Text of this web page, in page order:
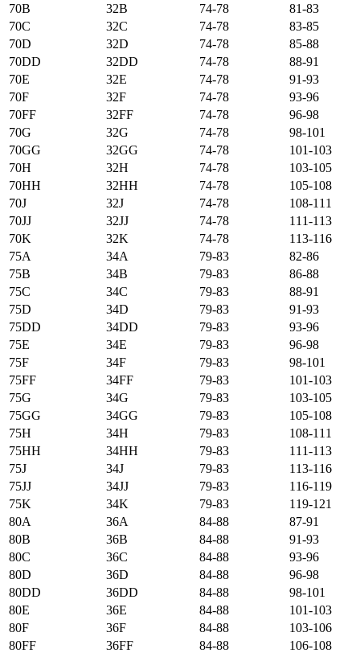
70B
32B 74-78
81-83
70C
32C 74-78
83-85
70D
32D 74-78
85-88
70DD
32DD 74-78
88-91
70E
32E 74-78
91-93
70F
32F 74-78
93-96
70FF
32FF 74-78
96-98
70G
32G 74-78
98-101
70GG
32GG 74-78
101-103
70H
32H 74-78
103-105
70HH
32HH 74-78
105-108
70J
32J 74-78
108-111
70JJ
32JJ 74-78
111-113
70K
32K 74-78
113-116
75А
34А 79-83
82-86
75B
34B 79-83
86-88
75C
34C 79-83
88-91
75D
34D 79-83
91-93
75DD
34DD 79-83
93-96
75E
34E 79-83
96-98
75F
34F 79-83
98-101
75FF
34FF 79-83
101-103
75G
34G 79-83
103-105
75GG
34GG 79-83
105-108
75H
34H 79-83
108-111
75HH
34HH 79-83
111-113
75J
34J 79-83
113-116
75JJ
34JJ 79-83
116-119
75K
34K 79-83
119-121
80А
36А 84-88
87-91
80B
36B 84-88
91-93
80C
36C 84-88
93-96
80D
36D 84-88
96-98
80DD
36DD 84-88
98-101
80E
36E 84-88
101-103
80F
36F 84-88
103-106
80FF
36FF 84-88
106-108